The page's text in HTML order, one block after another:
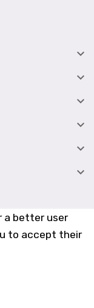
a better user
to accept their





